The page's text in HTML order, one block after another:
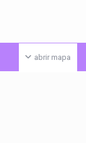
abrir mapa